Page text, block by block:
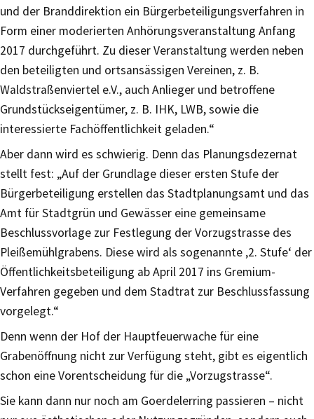
und der Branddirektion ein Bürgerbeteiligungsverfahren in
Form einer moderierten Anhörungsveranstaltung Anfang
2017 durchgeführt. Zu dieser Veranstaltung werden neben
den beteiligten und ortsansässigen Vereinen, z. B.
Waldstraßenviertel e.V., auch Anlieger und betroffene
Grundstückseigentümer, z. B. IHK, LWB, sowie die
interessierte Fachöffentlichkeit geladen.“
Aber dann wird es schwierig. Denn das Planungsdezernat
stellt fest: „Auf der Grundlage dieser ersten Stufe der
Bürgerbeteiligung erstellen das Stadtplanungsamt und das
Amt für Stadtgrün und Gewässer eine gemeinsame
Beschlussvorlage zur Festlegung der Vorzugstrasse des
Pleißemühlgrabens. Diese wird als sogenannte ‚2. Stufe‘ der
Öffentlichkeitsbeteiligung ab April 2017 ins Gremium-
Verfahren gegeben und dem Stadtrat zur Beschlussfassung
vorgelegt.“
Denn wenn der Hof der Hauptfeuerwache für eine
Grabenöffnung nicht zur Verfügung steht, gibt es eigentlich
schon eine Vorentscheidung für die „Vorzugstrasse“.
Sie kann dann nur noch am Goerdelerring passieren – nicht